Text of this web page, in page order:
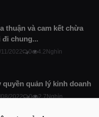
thuận và cam kết chừa
chung...
11/2022 0 4.2Nghìn
quyền quản lý kinh doanh
2022 0 2.7Nghìn